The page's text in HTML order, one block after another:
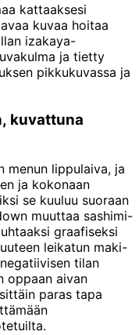
kattaaksesi
kuvaa hoitaa
izakaya-
ja tietty
pikkukuvassa ja
kuvattuna
menun lippulaiva, ja
ja kokonaan
se kuuluu suoraan
muuttaa sashimi-
graafiseksi
leikatun maki-
tilan
oppaan aivan
paras tapa